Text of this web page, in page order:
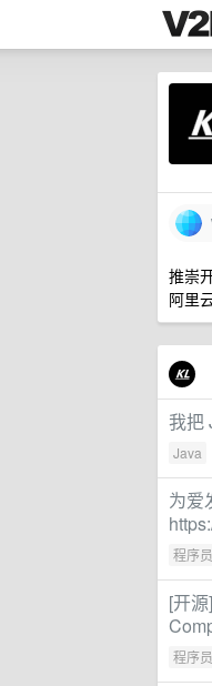
推崇
阿里
我把
Java
为爱
程序员
[开
程序员